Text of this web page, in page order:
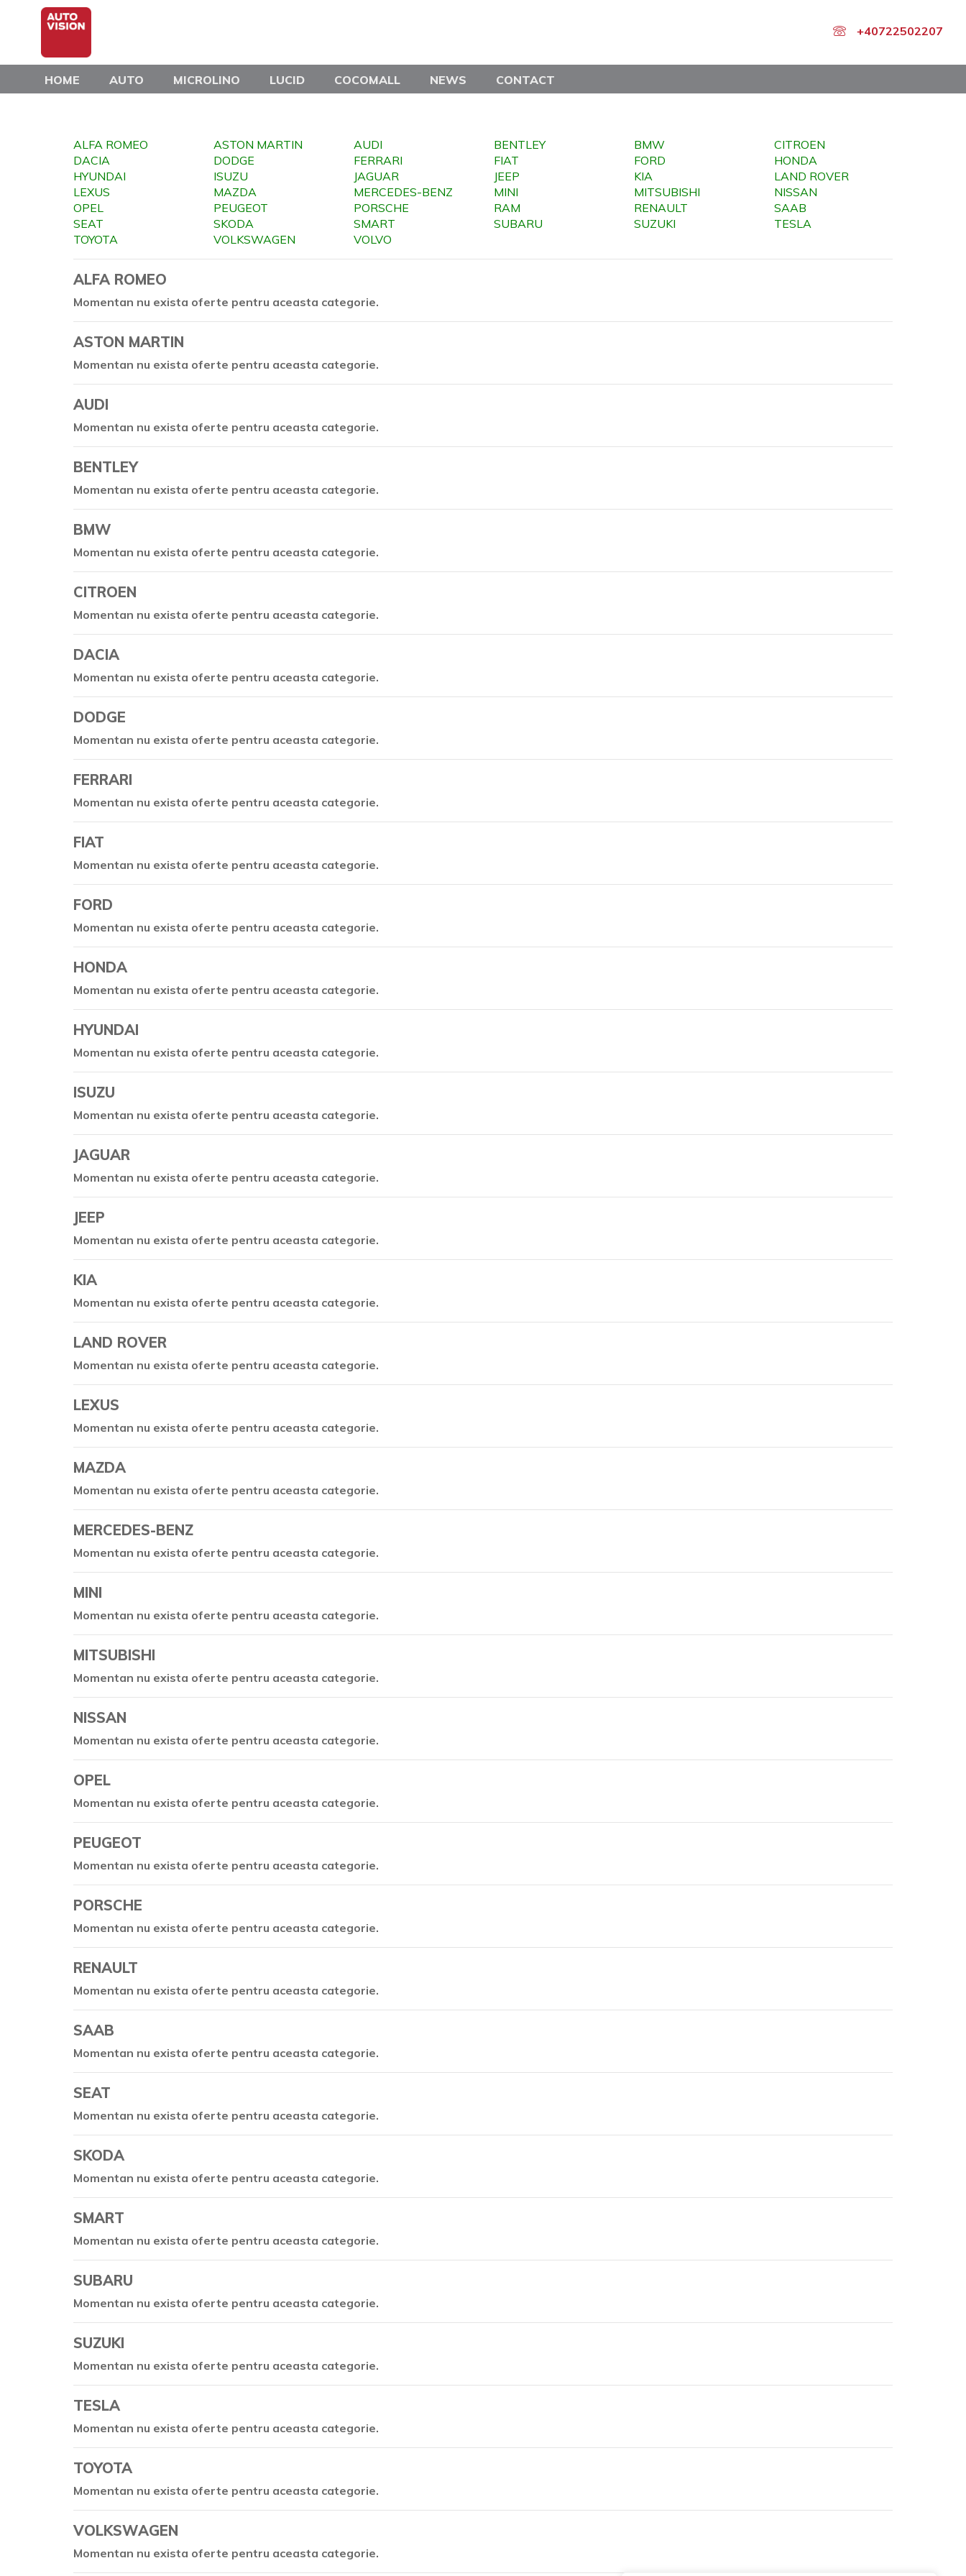
+40722502207
HOME AUTO MICROLINO LUCID COCOMALL NEWS CONTACT
ALFA ROMEO ASTON MARTIN AUDI BENTLEY BMW
CITROEN
DACIA
DODGE FERRARI FIAT FORD
HONDA
HYUNDAI
ISUZU JAGUAR JEEP KIA
LAND ROVER
LEXUS
MAZDA MERCEDES-BENZ MINI MITSUBISHI
NISSAN
OPEL
PEUGEOT PORSCHE RAM RENAULT
SAAB
SEAT
SKODA SMART SUBARU SUZUKI
TESLA
TOYOTA
VOLKSWAGEN VOLVO
ALFA ROMEO
Momentan nu exista oferte pentru aceasta categorie.
ASTON MARTIN
Momentan nu exista oferte pentru aceasta categorie.
AUDI
Momentan nu exista oferte pentru aceasta categorie.
BENTLEY
Momentan nu exista oferte pentru aceasta categorie.
BMW
Momentan nu exista oferte pentru aceasta categorie.
CITROEN
Momentan nu exista oferte pentru aceasta categorie.
DACIA
Momentan nu exista oferte pentru aceasta categorie.
DODGE
Momentan nu exista oferte pentru aceasta categorie.
FERRARI
Momentan nu exista oferte pentru aceasta categorie.
FIAT
Momentan nu exista oferte pentru aceasta categorie.
FORD
Momentan nu exista oferte pentru aceasta categorie.
HONDA
Momentan nu exista oferte pentru aceasta categorie.
HYUNDAI
Momentan nu exista oferte pentru aceasta categorie.
ISUZU
Momentan nu exista oferte pentru aceasta categorie.
JAGUAR
Momentan nu exista oferte pentru aceasta categorie.
JEEP
Momentan nu exista oferte pentru aceasta categorie.
KIA
Momentan nu exista oferte pentru aceasta categorie.
LAND ROVER
Momentan nu exista oferte pentru aceasta categorie.
LEXUS
Momentan nu exista oferte pentru aceasta categorie.
MAZDA
Momentan nu exista oferte pentru aceasta categorie.
MERCEDES-BENZ
Momentan nu exista oferte pentru aceasta categorie.
MINI
Momentan nu exista oferte pentru aceasta categorie.
MITSUBISHI
Momentan nu exista oferte pentru aceasta categorie.
NISSAN
Momentan nu exista oferte pentru aceasta categorie.
OPEL
Momentan nu exista oferte pentru aceasta categorie.
PEUGEOT
Momentan nu exista oferte pentru aceasta categorie.
PORSCHE
Momentan nu exista oferte pentru aceasta categorie.
RENAULT
Momentan nu exista oferte pentru aceasta categorie.
SAAB
Momentan nu exista oferte pentru aceasta categorie.
SEAT
Momentan nu exista oferte pentru aceasta categorie.
SKODA
Momentan nu exista oferte pentru aceasta categorie.
SMART
Momentan nu exista oferte pentru aceasta categorie.
SUBARU
Momentan nu exista oferte pentru aceasta categorie.
SUZUKI
Momentan nu exista oferte pentru aceasta categorie.
TESLA
Momentan nu exista oferte pentru aceasta categorie.
TOYOTA
Momentan nu exista oferte pentru aceasta categorie.
VOLKSWAGEN
Momentan nu exista oferte pentru aceasta categorie.